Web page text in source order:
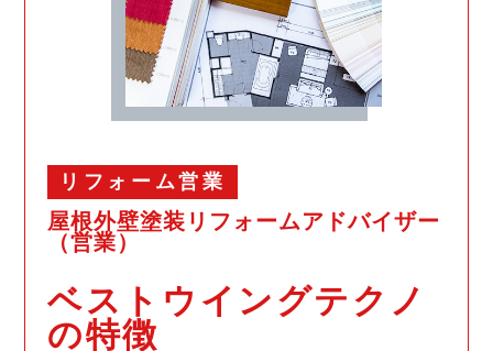
リフォーム営業
屋根外壁塗装リフォームアドバイザー
（営業）
ベストウイングテクノ
の特徴